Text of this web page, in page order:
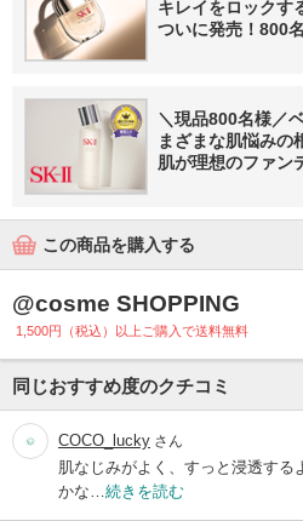
キレイをロックす
ついに発売！800
＼現品800名様／
まざまな肌悩みの
肌が理想のファン
この商品を購入する
@cosme SHOPPING
1,500円（税込）以上ご購入で送料無料
同じおすすめ度のクチコミ
COCO_lucky さん
肌なじみがよく、すっと浸透する
かな… 続きを読む